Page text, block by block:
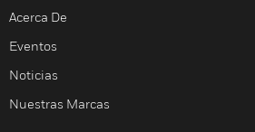
Acerca De
Eventos
Noticias
Nuestras Marcas